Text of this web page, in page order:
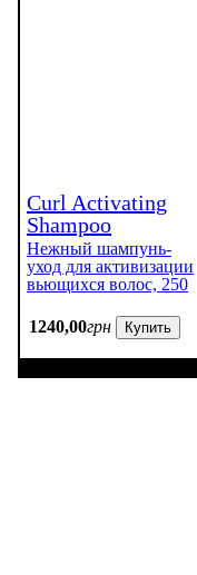
Curl Activating
Shampoo
Нежный шампунь-
уход для активизации
вьющихся волос, 250
1240,00грн Купить